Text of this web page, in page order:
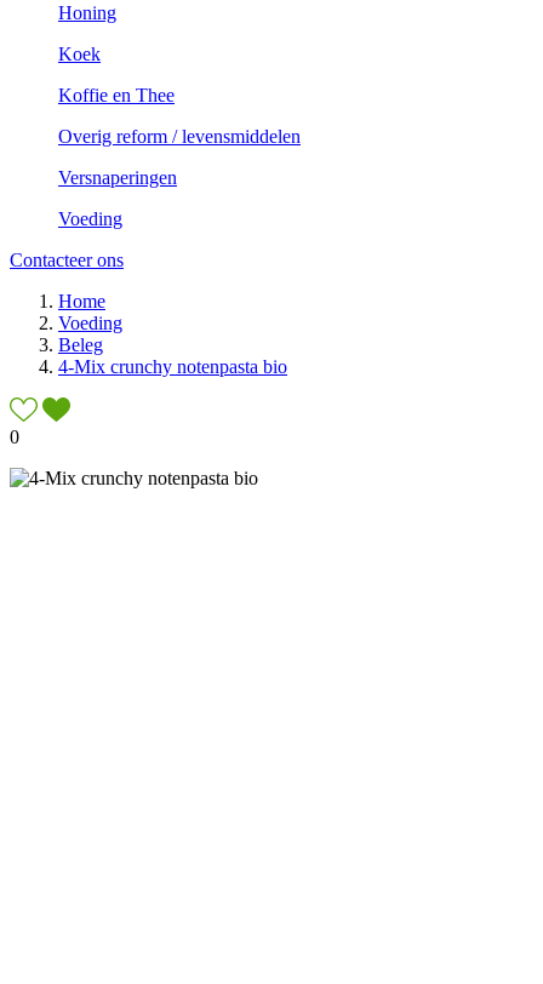
Honing
Koek
Koffie en Thee
Overig reform / levensmiddelen
Versnaperingen
Voeding
Contacteer ons
Home
Voeding
Beleg
4-Mix crunchy notenpasta bio
0